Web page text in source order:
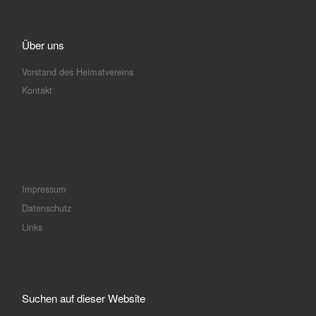
Über uns
Vorstand des Heimatvereins
Kontakt
Impressum
Datenschutz
Links
Suchen auf dieser Website